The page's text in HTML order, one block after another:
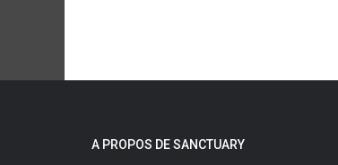
A PROPOS DE SANCTUARY